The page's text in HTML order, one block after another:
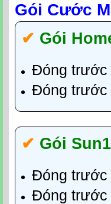
Gói Cước
✔‎ Gói
Đóng trước
Đóng trước
✔‎ Gói Sun1
Đóng trước
Đóng trước